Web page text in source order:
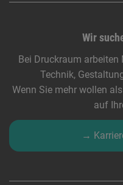
Wir
Bei Druckraum
Technik,
Wenn Sie mehr wollen
auf
→